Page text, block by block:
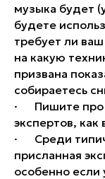
музыка будет
будете
требует ли
на какую
призвана
собираетесь
· Пишите про
экспертов, как
· Среди
присланная
особенно если